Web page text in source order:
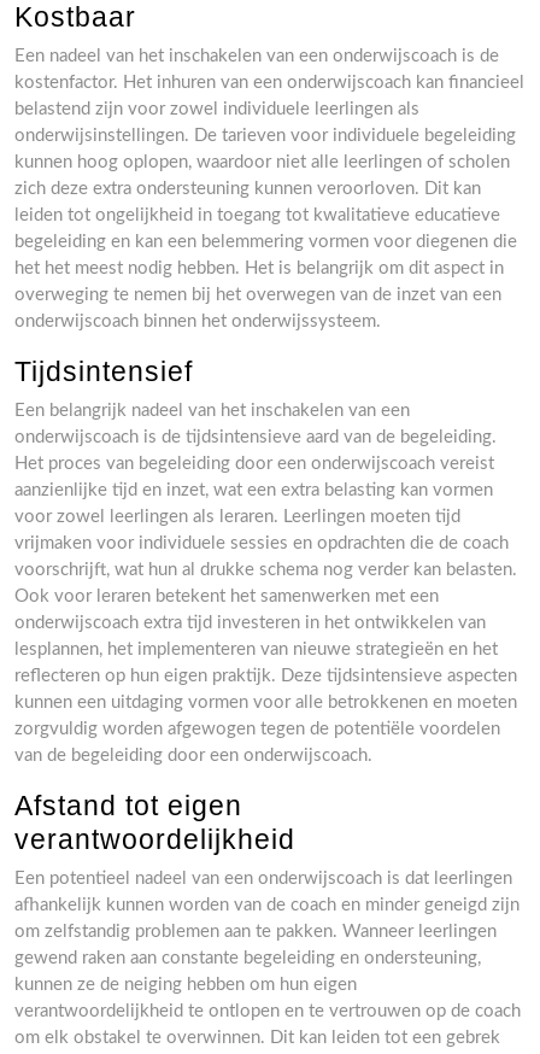
Kostbaar
Een nadeel van het inschakelen van een onderwijscoach is de
kostenfactor. Het inhuren van een onderwijscoach kan financieel
belastend zijn voor zowel individuele leerlingen als
onderwijsinstellingen. De tarieven voor individuele begeleiding
kunnen hoog oplopen, waardoor niet alle leerlingen of scholen
zich deze extra ondersteuning kunnen veroorloven. Dit kan
leiden tot ongelijkheid in toegang tot kwalitatieve educatieve
begeleiding en kan een belemmering vormen voor diegenen die
het het meest nodig hebben. Het is belangrijk om dit aspect in
overweging te nemen bij het overwegen van de inzet van een
onderwijscoach binnen het onderwijssysteem.
Tijdsintensief
Een belangrijk nadeel van het inschakelen van een
onderwijscoach is de tijdsintensieve aard van de begeleiding.
Het proces van begeleiding door een onderwijscoach vereist
aanzienlijke tijd en inzet, wat een extra belasting kan vormen
voor zowel leerlingen als leraren. Leerlingen moeten tijd
vrijmaken voor individuele sessies en opdrachten die de coach
voorschrijft, wat hun al drukke schema nog verder kan belasten.
Ook voor leraren betekent het samenwerken met een
onderwijscoach extra tijd investeren in het ontwikkelen van
lesplannen, het implementeren van nieuwe strategieën en het
reflecteren op hun eigen praktijk. Deze tijdsintensieve aspecten
kunnen een uitdaging vormen voor alle betrokkenen en moeten
zorgvuldig worden afgewogen tegen de potentiële voordelen
van de begeleiding door een onderwijscoach.
Afstand tot eigen
verantwoordelijkheid
Een potentieel nadeel van een onderwijscoach is dat leerlingen
afhankelijk kunnen worden van de coach en minder geneigd zijn
om zelfstandig problemen aan te pakken. Wanneer leerlingen
gewend raken aan constante begeleiding en ondersteuning,
kunnen ze de neiging hebben om hun eigen
verantwoordelijkheid te ontlopen en te vertrouwen op de coach
om elk obstakel te overwinnen. Dit kan leiden tot een gebrek